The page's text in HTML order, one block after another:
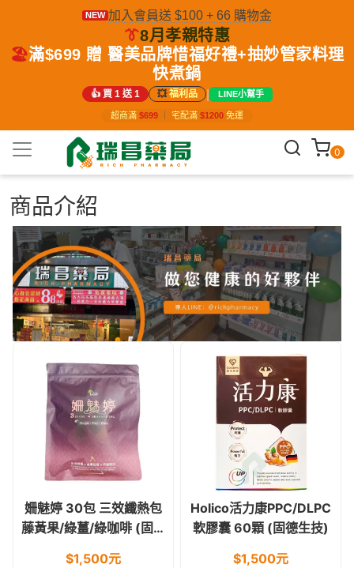
NEW 加入會員送 $100 + 66 購物金
👔8月孝親特惠
🏖️滿$699 贈 醫美品牌惜福好禮+抽妙管家料理
快煮鍋
👍 買 1 送 1 💥福利品 | LINE小幫手
超商滿 $699 宅配滿 $1200 免運
0
商品介紹
姍魅婷 30包 三效纖熱包
藤黃果/綠薑/綠咖啡 (固德
$1,500元
Holico活力康PPC/DLPC
軟膠囊 60顆 (固德生技)
$1,500元